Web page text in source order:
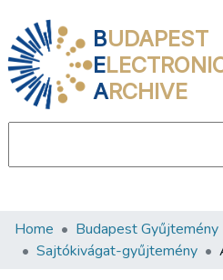
BUDAPEST
E
ARCHIVE
Communities & Collections
Home Budapest Gyűjtemény
Sajtókivágat-gyűjtemény